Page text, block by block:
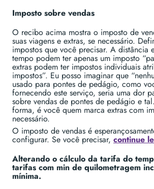
Imposto sobre vendas
O recibo acima mostra o imposto de
suas viagens e extras, se necessário.
impostos que você precisar. A distância
tempo podem ter apenas um imposto
extras podem ter impostos individuais
impostos”. Eu posso imaginar que
usado para pontes de pedágio, como
fornecendo este serviço, seria uma dor
sobre vendas de pontes de pedágio e
forma, é você quem marca extras com
necessário.
O imposto de vendas é
configurar. Se você precisar, continue
Alterando o cálculo da tarifa do
tarifas com min de quilometragem
mínima.